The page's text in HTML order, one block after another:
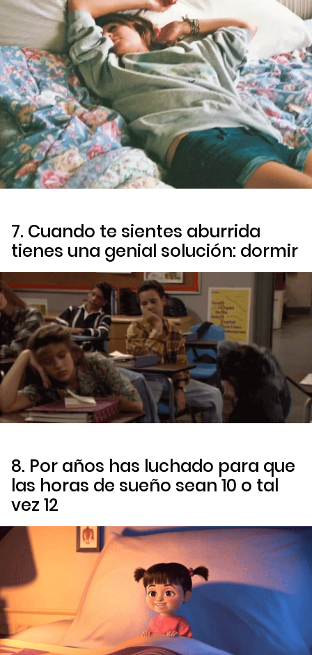
7. Cuando te sientes aburrida
tienes una genial solución: dormir
8. Por años has luchado para que
las horas de sueño sean 10 o tal
vez 12